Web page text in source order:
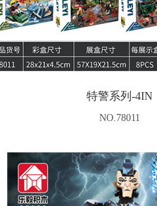
特警系列-4IN
NO.78011